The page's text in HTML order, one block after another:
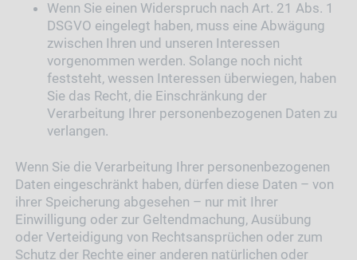
Wenn Sie einen Widerspruch nach Art. 21 Abs. 1
DSGVO eingelegt haben, muss eine Abwägung
zwischen Ihren und unseren Interessen
vorgenommen werden. Solange noch nicht
feststeht, wessen Interessen überwiegen, haben
Sie das Recht, die Einschränkung der
Verarbeitung Ihrer personenbezogenen Daten zu
verlangen.
Wenn Sie die Verarbeitung Ihrer personenbezogenen
Daten eingeschränkt haben, dürfen diese Daten – von
ihrer Speicherung abgesehen – nur mit Ihrer
Einwilligung oder zur Geltendmachung, Ausübung
oder Verteidigung von Rechtsansprüchen oder zum
Schutz der Rechte einer anderen natürlichen oder